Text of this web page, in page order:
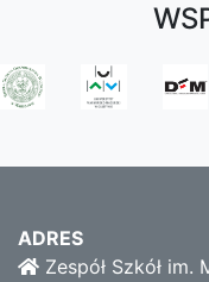
ADRES
Zespół Szkół im.